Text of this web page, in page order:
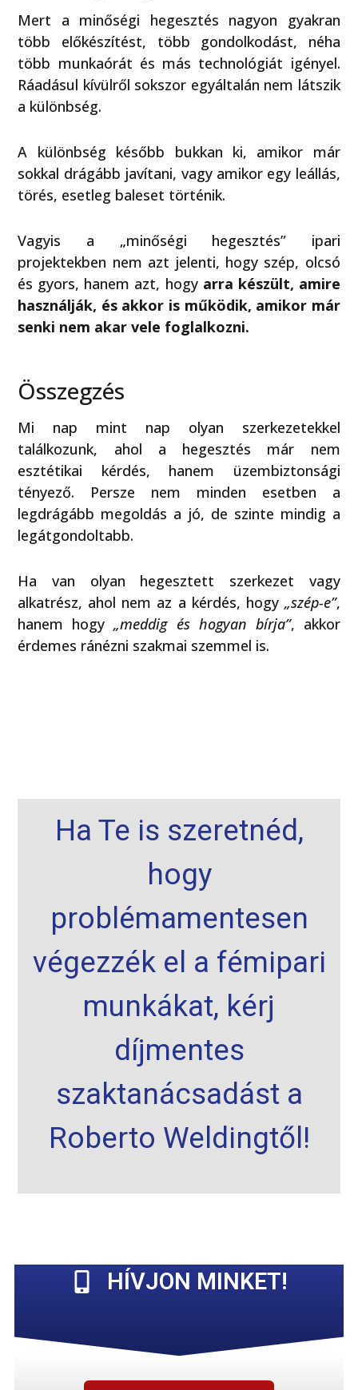
Mert a minőségi hegesztés nagyon gyakran
több előkészítést, több gondolkodást, néha
több munkaórát és más technológiát igényel.
Ráadásul kívülről sokszor egyáltalán nem látszik
a különbség.
A különbség később bukkan ki, amikor már
sokkal drágább javítani, vagy amikor egy leállás,
törés, esetleg baleset történik.
Vagyis a „minőségi hegesztés” ipari
projektekben nem azt jelenti, hogy szép, olcsó
és gyors, hanem azt, hogy arra készült, amire
használják, és akkor is működik, amikor már
senki nem akar vele foglalkozni.
Összegzés
Mi nap mint nap olyan szerkezetekkel
találkozunk, ahol a hegesztés már nem
esztétikai kérdés, hanem üzembiztonsági
tényező. Persze nem minden esetben a
legdrágább megoldás a jó, de szinte mindig a
legátgondoltabb.
Ha van olyan hegesztett szerkezet vagy
alkatrész, ahol nem az a kérdés, hogy „szép-e”,
hanem hogy„meddig és hogyan bírja”, akkor
érdemes ránézni szakmai szemmel is.
Ha Te is szeretnéd,
hogy
problémamentesen
végezzék el a fémipari
munkákat, kérj
díjmentes
szaktanácsadást a
Roberto Weldingtől!
HÍVJON MINKET!